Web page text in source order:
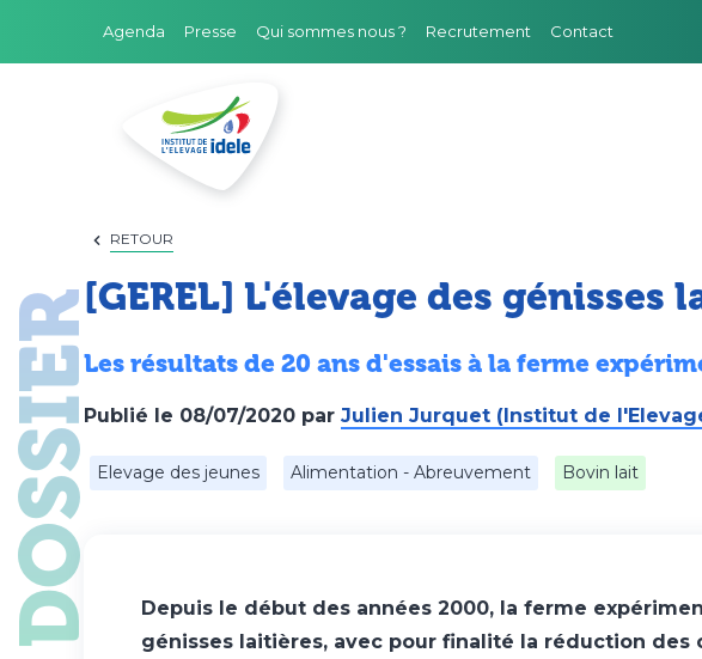
Agenda Presse Qui sommes nous ? Recrutement Contact
FILIÈRES
DOMAINES D'EXPERTISE
PROJETS ET RÉSEAUX
OUTILS
PRESTATIONS
FORMATIONS
RETOUR
[GEREL] L'élevage des génisses
Les résultats de 20 ans d'essais à la ferme
Publié le 08/07/2020 par Julien Jurquet (Institut de
Elevage des jeunes Alimentation - Abreuvement Bovin lait
Depuis le début des années 2000, la ferme
génisses laitières, avec pour finalité la réduction